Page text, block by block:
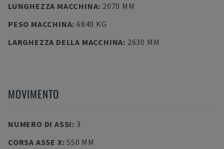
LUNGHEZZA MACCHINA: 2070 MM
PESO MACCHINA: 6840 KG
LARGHEZZA DELLA MACCHINA: 2630 MM
MOVIMENTO
NUMERO DI ASSI: 3
CORSA ASSE X:550 MM